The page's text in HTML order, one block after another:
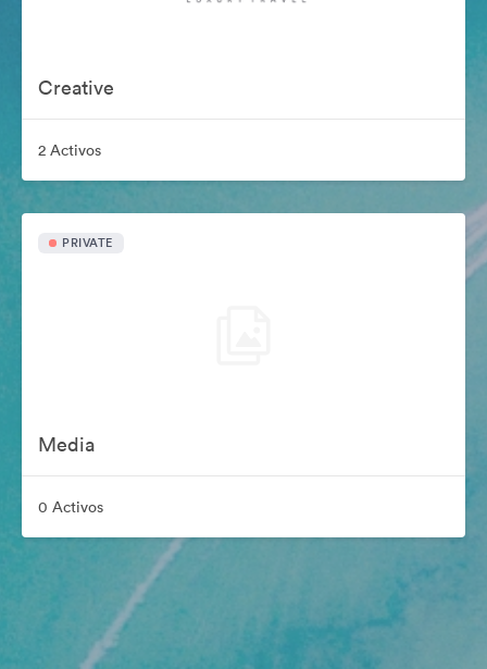
Creative
2 Activos
PRIVATE
Media
0 Activos